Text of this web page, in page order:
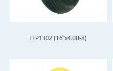
FFP1302 (16”x4.00-8)